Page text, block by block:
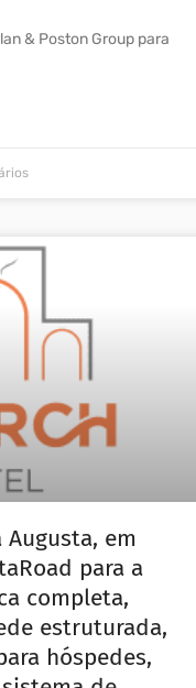
& Poston Group para
Augusta, em
para a
completa,
estruturada,
hóspedes,